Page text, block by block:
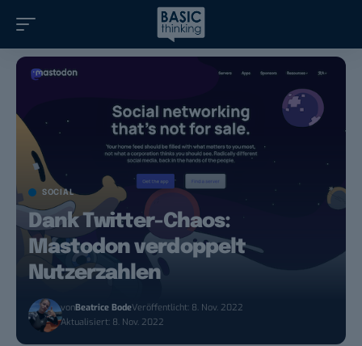
SOCIAL
Dank Twitter-Chaos:
Mastodon verdoppelt
Nutzerzahlen
vonBeatrice BodeVeröffentlicht: 8. Nov. 2022
Aktualisiert: 8. Nov. 2022